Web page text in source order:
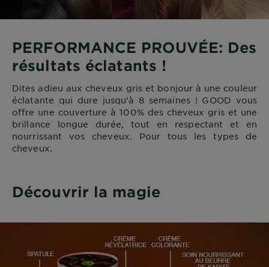
PERFORMANCE PROUVÉE: Des
résultats éclatants !
Dites adieu aux cheveux gris et bonjour à une couleur
éclatante qui dure jusqu'à 8 semaines ! GOOD vous
offre une couverture à 100% des cheveux gris et une
brillance longue durée, tout en respectant et en
nourrissant vos cheveux. Pour tous les types de
cheveux.
Découvrir la magie